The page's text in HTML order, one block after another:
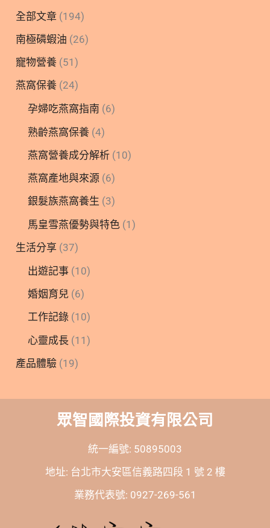
全部文章 (194)
南極磷蝦油 (26)
寵物營養 (51)
燕窩保養 (24)
孕婦吃燕窩指南 (6)
熟齡燕窩保養 (4)
燕窩營養成分解析 (10)
燕窩產地與來源 (6)
銀髮族燕窩養生 (3)
馬皇雪燕優勢與特色 (1)
生活分享 (37)
出遊記事 (10)
婚姻育兒 (6)
工作記錄 (10)
心靈成長 (11)
產品體驗 (19)
眾智國際投資有限公司
統一編號: 50895003
地址: 台北市大安區信義路四段 1 號 2 樓
業務代表號: 0927-269-561